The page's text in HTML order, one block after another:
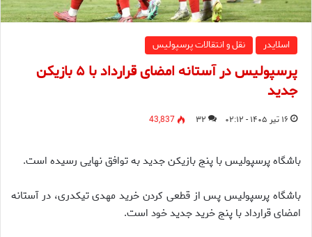
اسلایدر نقل و انتقالات پرسپولیس
پرسپولیس در آستانه امضای قرارداد با ۵ بازیکن
جدید
۱۶ تیر ۱۴۰۵ - ۰۲:۱۲ ۳۲ 43,837
باشگاه پرسپولیس با پنج بازیکن جدید به توافق نهایی رسیده است.
باشگاه پرسپولیس پس از قطعی کردن خرید مهدی تیکدری، در آستانه
امضای قرارداد با پنج خرید جدید خود است.